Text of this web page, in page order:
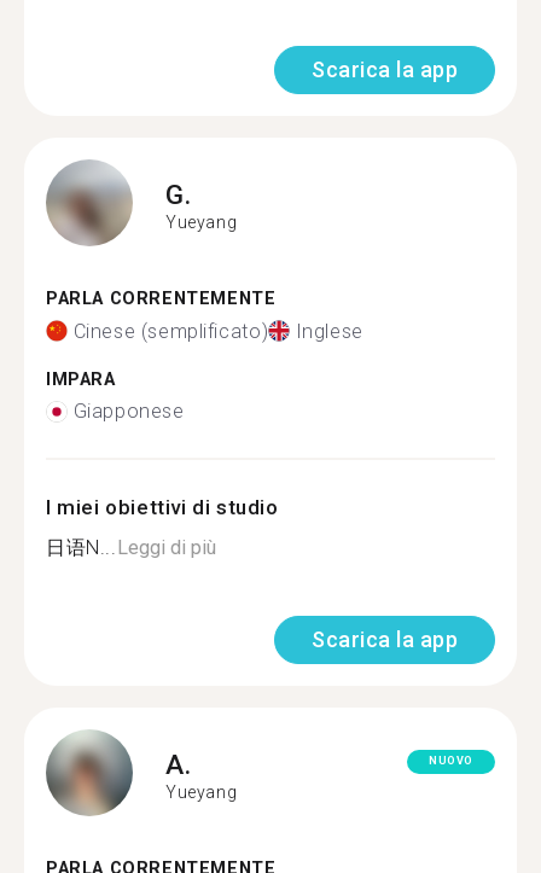
Scarica la app
G.
Yueyang
PARLA CORRENTEMENTE
Cinese (semplificato) Inglese
IMPARA
Giapponese
I miei obiettivi di studio
日语N...Leggi di più
Scarica la app
A.
Yueyang
NUOVO
PARLA CORRENTEMENTE